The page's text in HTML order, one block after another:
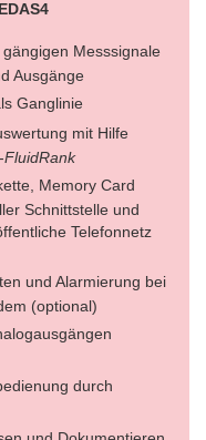
Messsignale
Ausgänge
Ganglinie
mit Hilfe
FluidRank
Memory Card
Schnittstelle und
Telefonnetz
und Alarmierung bei
(optional)
durch